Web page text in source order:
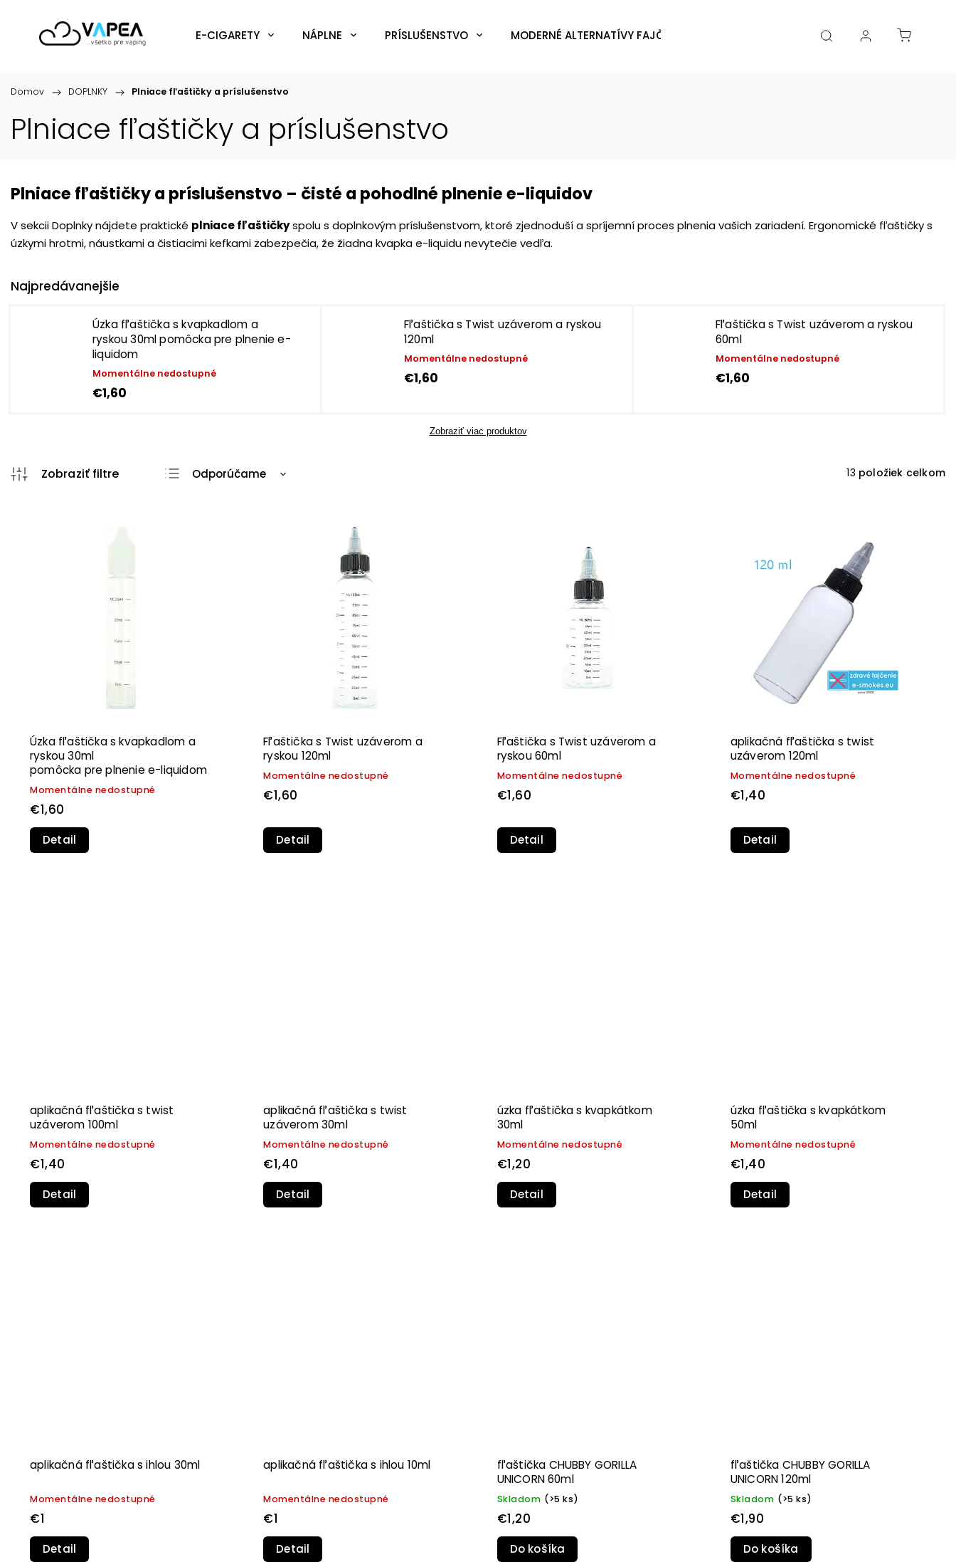
E-CIGARETY NÁPLNE PRÍSLUŠENSTVO MODERNÉ ALTERNATÍVY FAJČENIA DOPLNKY Značky
Domov / DOPLNKY / Plniace fľaštičky a príslušenstvo
Plniace fľaštičky a príslušenstvo
Plniace fľaštičky a príslušenstvo – čisté a pohodlné plnenie e-liquidov
V sekcii Doplnky nájdete praktické plniace fľaštičkyspolu s doplnkovým príslušenstvom, ktoré zjednoduší a spríjemní proces plnenia vašich zariadení. Ergonomické fľaštičky s
úzkymi hrotmi, náustkami a čistiacimi kefkami zabezpečia, že žiadna kvapka e-liquidu nevytečie vedľa.
Najpredávanejšie
Úzka fľaštička s kvapkadlom a
ryskou 30mlpomôcka pre plnenie e-
liquidom
Momentálne nedostupné
€1,60
Fľaštička s Twist uzáverom a ryskou
120ml
Momentálne nedostupné
€1,60
Fľaštička s Twist uzáverom a ryskou
60ml
Momentálne nedostupné
€1,60
Zobraziť viac produktov
Odporúčame
13 položiek celkom
Úzka fľaštička s kvapkadlom a
ryskou 30ml
pomôcka pre plnenie e-liquidom
Momentálne nedostupné
€1,60
Detail
Fľaštička s Twist uzáverom a
ryskou 120ml
Momentálne nedostupné
€1,60
Detail
Fľaštička s Twist uzáverom a
ryskou 60ml
Momentálne nedostupné
€1,60
Detail
aplikačná fľaštička s twist
uzáverom 120ml
Momentálne nedostupné
€1,40
Detail
aplikačná fľaštička s twist
uzáverom 100ml
Momentálne nedostupné
€1,40
Detail
aplikačná fľaštička s twist
uzáverom 30ml
Momentálne nedostupné
€1,40
Detail
úzka fľaštička s kvapkátkom
30ml
Momentálne nedostupné
€1,20
Detail
úzka fľaštička s kvapkátkom
50ml
Momentálne nedostupné
€1,40
Detail
aplikačná fľaštička s ihlou 30ml
Momentálne nedostupné
€1
Detail
aplikačná fľaštička s ihlou 10ml
Momentálne nedostupné
€1
Detail
fľaštička CHUBBY GORILLA
UNICORN 60ml
Skladom (>5 ks)
€1,20
Do košíka
fľaštička CHUBBY GORILLA
UNICORN 120ml
Skladom (>5 ks)
€1,90
Do košíka